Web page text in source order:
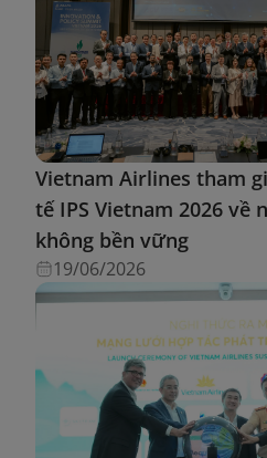
Vietnam Airlines tham
tế IPS Vietnam 2026 về
không bền vững
19/06/2026